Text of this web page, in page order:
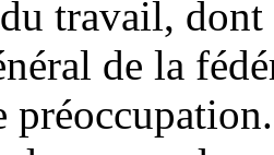
travail,
de la